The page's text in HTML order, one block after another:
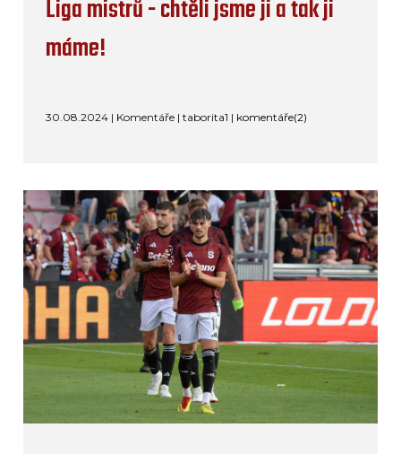
Liga mistrů - chtěli jsme ji a tak ji
máme!
30.08.2024 | Komentáře | taborita1 | komentáře(2)